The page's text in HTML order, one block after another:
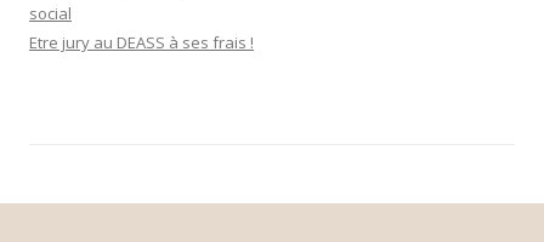
social
Etre jury au DEASS à ses frais !